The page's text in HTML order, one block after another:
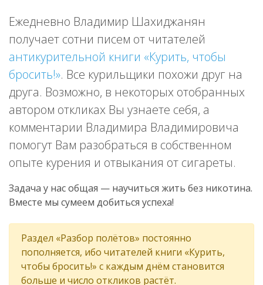
Ежедневно Владимир Шахиджанян
получает сотни писем от читателей
антикурительной книги «Курить, чтобы
бросить!». Все курильщики похожи друг на
друга. Возможно, в некоторых отобранных
автором откликах Вы узнаете себя, а
комментарии Владимира Владимировича
помогут Вам разобраться в собственном
опыте курения и отвыкания от сигареты.
Задача у нас общая — научиться жить без никотина.
Вместе мы сумеем добиться успеха!
Раздел «Разбор полётов» постоянно
пополняется, ибо читателей книги «Курить,
чтобы бросить!» с каждым днём становится
больше и число откликов растёт.